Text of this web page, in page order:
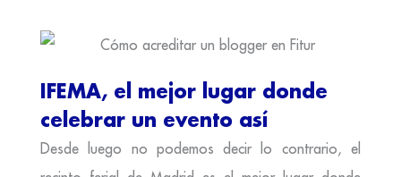
IFEMA, el mejor lugar donde
celebrar un evento así
Desde luego no podemos decir lo contrario, el